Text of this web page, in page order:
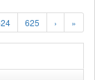
625 › »